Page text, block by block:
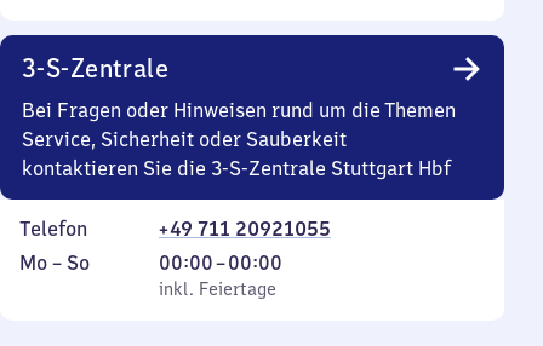
3-S-Zentrale
Bei Fragen oder Hinweisen rund um die Themen
Service, Sicherheit oder Sauberkeit
kontaktieren Sie die 3-S-Zentrale Stuttgart Hbf
Telefon
+49 711 20921055
Montag
Mo – So,
inkl. Feiertage
00:00–00:00
Von
0
inkl. Feiertage